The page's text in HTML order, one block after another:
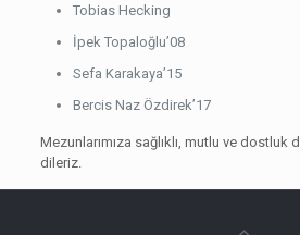
Tobias Hecking
İpek Topaloğlu’08
Sefa Karakaya’15
Bercis Naz Özdirek’17
Mezunlarımıza sağlıklı, mutlu ve dostluk
dileriz.